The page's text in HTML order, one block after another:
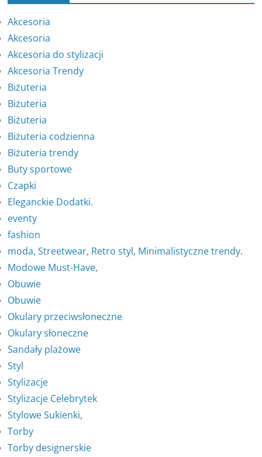
Akcesoria
Akcesoria
Akcesoria do stylizacji
Akcesoria Trendy
Biżuteria
Biżuteria
Biżuteria
Biżuteria codzienna
Biżuteria trendy
Buty sportowe
Czapki
Eleganckie Dodatki.
eventy
fashion
moda, Streetwear, Retro styl, Minimalistyczne trendy.
Modowe Must-Have,
Obuwie
Obuwie
Okulary przeciwsłoneczne
Okulary słoneczne
Sandały plażowe
Styl
Stylizacje
Stylizacje Celebrytek
Stylowe Sukienki,
Torby
Torby designerskie